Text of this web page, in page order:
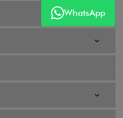
WhatsApp